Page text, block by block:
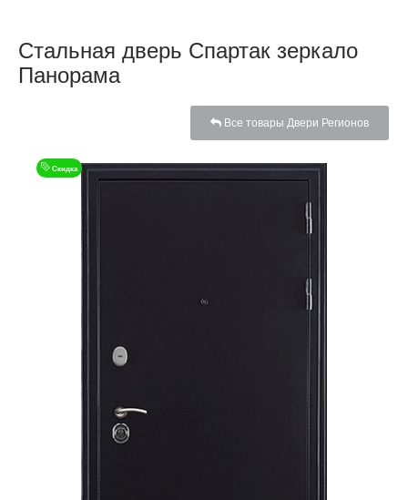
Стальная дверь Спартак зеркало
Панорама
Все товары Двери Регионов
Скидка